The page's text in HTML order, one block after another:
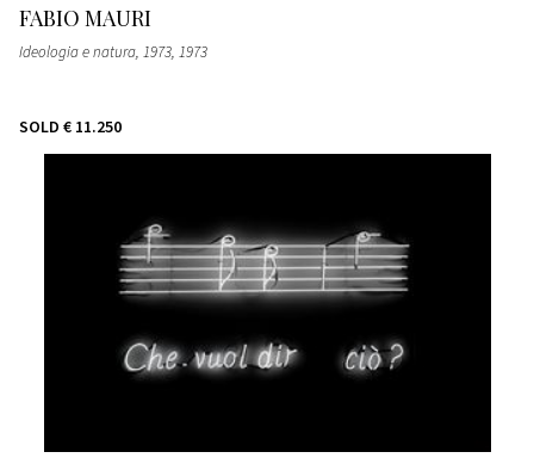
FABIO MAURI
Ideologia e natura, 1973, 1973
SOLD € 11.250